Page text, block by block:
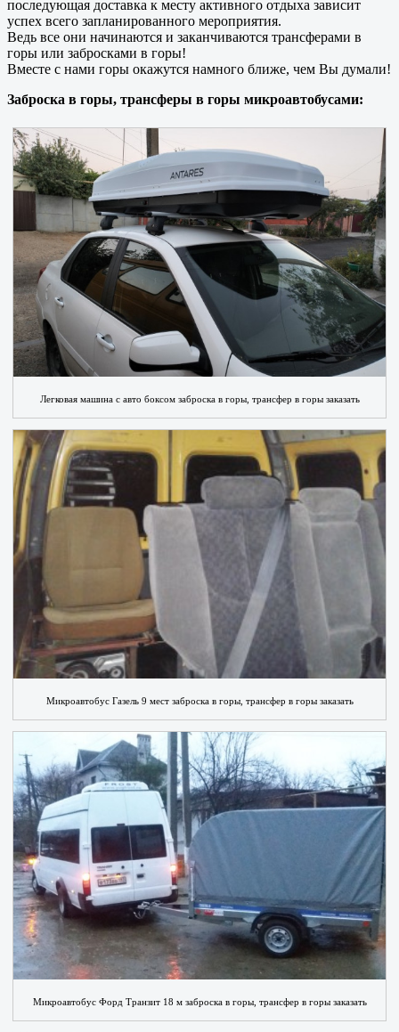
последующая доставка к месту активного отдыха зависит
успех всего запланированного мероприятия.
Ведь все они начинаются и заканчиваются трансферами в
горы или забросками в горы!
Вместе с нами горы окажутся намного ближе, чем Вы думали!
Заброска в горы, трансферы в горы микроавтобусами:
Легковая машина с авто боксом заброска в горы, трансфер в горы заказать
Микроавтобус Газель 9 мест заброска в горы, трансфер в горы заказать
Микроавтобус Форд Транзит 18 м заброска в горы, трансфер в горы заказать